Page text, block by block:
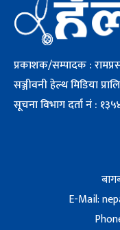
प्रकाशक/सम्पादक :
सञ्जीवनी हेल्थ मिडिया प्रालि
सूचना विभाग दर्ता नं :
E-Mail: